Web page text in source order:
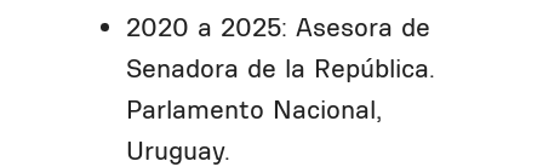
2020 a 2025: Asesora de
Senadora de la República.
Parlamento Nacional,
Uruguay.